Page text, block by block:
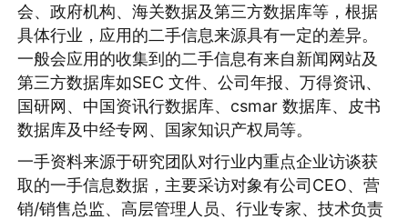
会、政府机构、海关数据及第三方数据库等，根据
具体行业，应用的二手信息来源具有一定的差异。
一般会应用的收集到的二手信息有来自新闻网站及
第三方数据库如SEC 文件、公司年报、万得资讯、
国研网、中国资讯行数据库、csmar 数据库、皮书
数据库及中经专网、国家知识产权局等。
一手资料来源于研究团队对行业内重点企业访谈获
取的一手信息数据，主要采访对象有公司CEO、营
销/销售总监、高层管理人员、行业专家、技术负责